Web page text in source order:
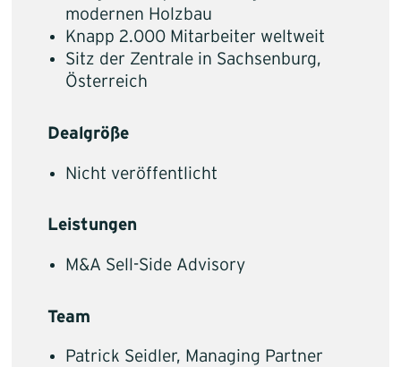
modernen Holzbau
Knapp 2.000 Mitarbeiter weltweit
Sitz der Zentrale in Sachsenburg,
Österreich
Dealgröße
Nicht veröffentlicht
Leistungen
M&A Sell-Side Advisory
Team
Patrick Seidler, Managing Partner